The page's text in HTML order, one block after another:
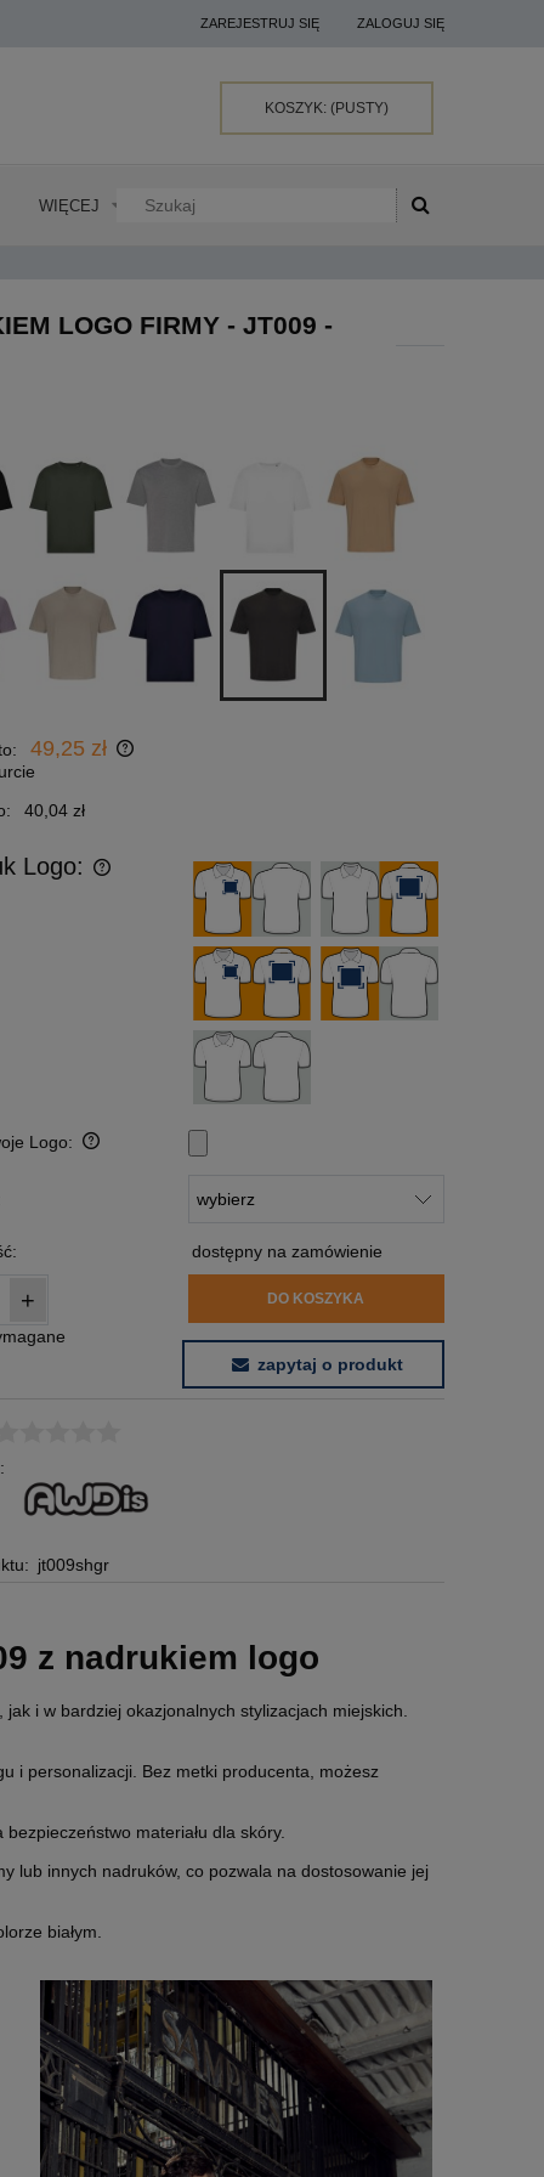
ZAREJESTRUJ SIĘ ZALOGUJ SIĘ
KOSZYK: (PUSTY)
WIĘCEJ
LOGO FIRMY - JT009 -
49,25 zł
40,04 zł
Logo:
Logo:
dostępny na zamówienie
+ DO KOSZYKA
zapytaj o produkt
jt009shgr
z nadrukiem logo
i w bardziej okazjonalnych stylizacjach miejskich.
i personalizacji. Bez metki producenta, możesz
materiału dla skóry.
lub innych nadruków, co pozwala na dostosowanie jej
białym.